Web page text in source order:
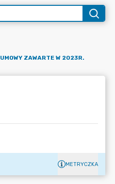
UMOWY ZAWARTE W 2023R.
METRYCZKA